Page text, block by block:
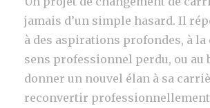
jamais d’un simple hasard. Il
à des aspirations profondes, à la
sens professionnel perdu, ou au
donner un nouvel élan à sa
reconvertir professionnellement,